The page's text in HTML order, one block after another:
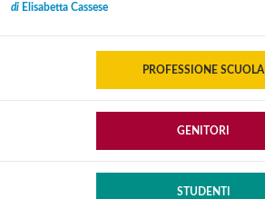
di Elisabetta Cassese
PROFESSIONE SCUOLA
GENITORI
STUDENTI